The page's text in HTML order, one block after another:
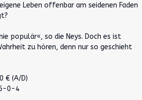
Leben offenbar am seidenen Faden
populär«, so die Neys. Doch es ist
zu hören, denn nur so geschieht
€ (A/D)
0-4